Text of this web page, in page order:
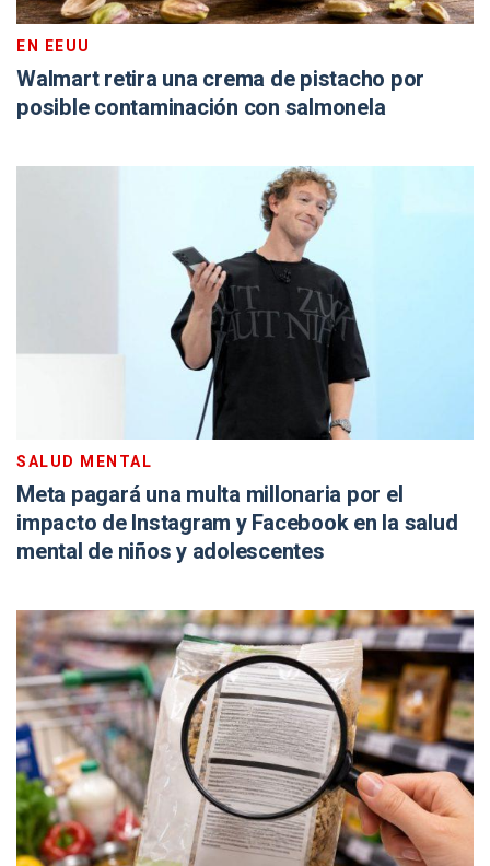
EN EEUU
Walmart retira una crema de pistacho por
posible contaminación con salmonela
SALUD MENTAL
Meta pagará una multa millonaria por el
impacto de Instagram y Facebook en la salud
mental de niños y adolescentes